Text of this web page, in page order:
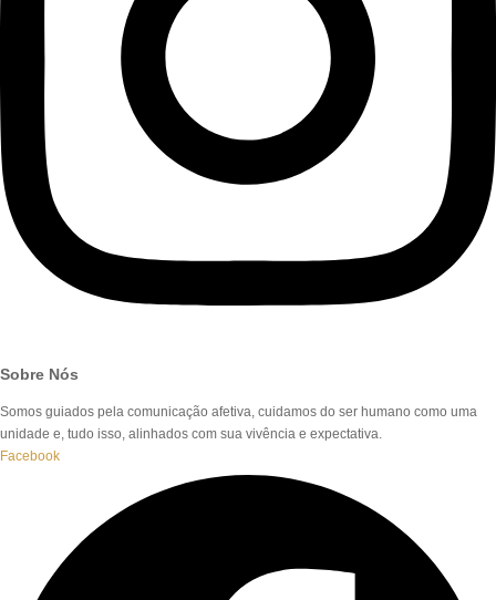
Sobre Nós
Somos guiados pela comunicação afetiva, cuidamos do ser humano como uma
unidade e, tudo isso, alinhados com sua vivência e expectativa.
Facebook